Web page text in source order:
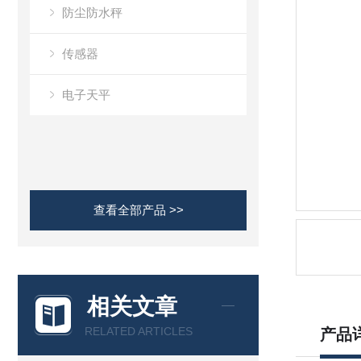
防尘防水秤
传感器
电子天平
查看全部产品 >>
相关文章
RELATED ARTICLES 产品